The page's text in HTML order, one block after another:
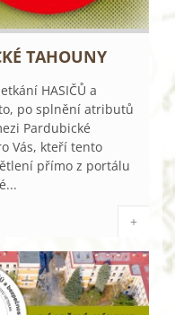
TAHOUNY
HASIČŮ a
po splnění atributů
Pardubické
Vás, kteří tento
přímo z portálu
+